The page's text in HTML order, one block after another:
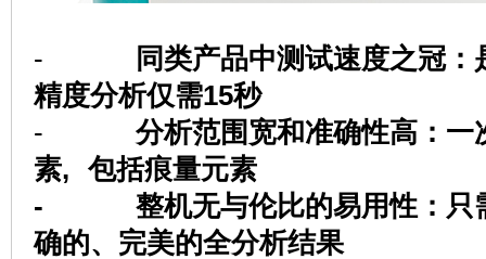
- 同类产品中测试速度之冠：
精度分析仅需15秒
- 分析范围宽和准确性高：
素, 包括痕量元素
- 整机无与伦比的易用性：只需
确的、完美的全分析结果